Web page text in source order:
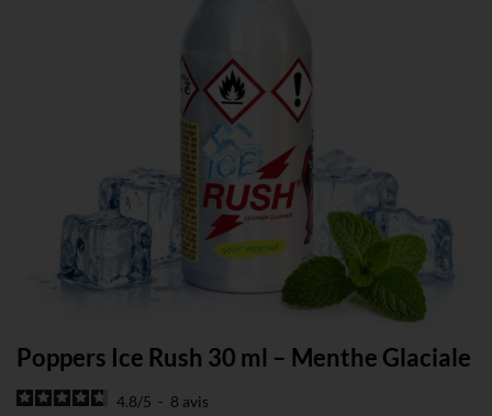
Poppers Ice Rush 30 ml – Menthe Glaciale
4.8/5 - 8 avis